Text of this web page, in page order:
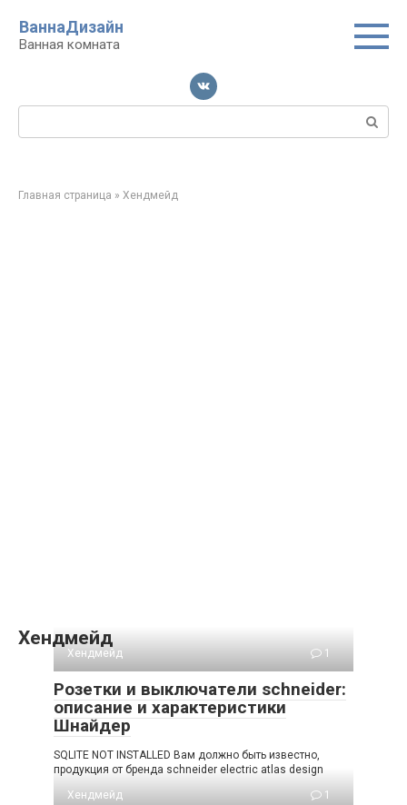
контенту
ВаннаДизайн
Ванная комната
Поиск:
Главная страница » Хендмейд
Хендмейд
Хендмейд 1
Розетки и выключатели schneider:
описание и характеристики
Шнайдер
SQLITE NOT INSTALLED Вам должно быть известно,
продукция от бренда schneider electric atlas design
Хендмейд
1